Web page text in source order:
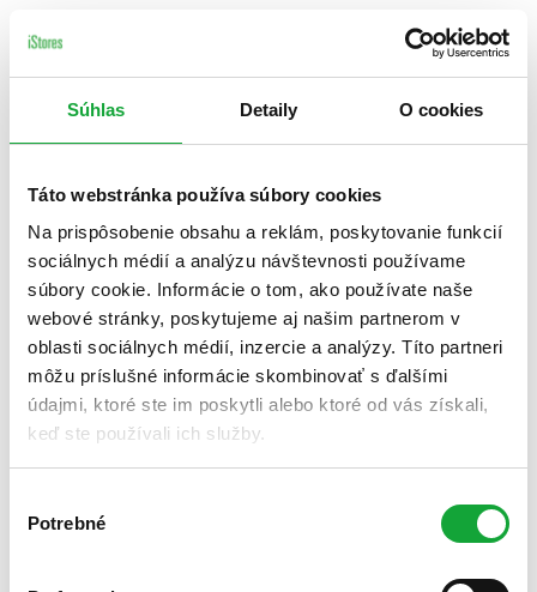
Súhlas Detaily O cookies
Táto webstránka používa súbory cookies
Na prispôsobenie obsahu a reklám, poskytovanie funkcií
sociálnych médií a analýzu návštevnosti používame
súbory cookie. Informácie o tom, ako používate naše
webové stránky, poskytujeme aj našim partnerom v
oblasti sociálnych médií, inzercie a analýzy. Títo partneri
môžu príslušné informácie skombinovať s ďalšími
údajmi, ktoré ste im poskytli alebo ktoré od vás získali,
keď ste používali ich služby.
súhlasu
Potrebné